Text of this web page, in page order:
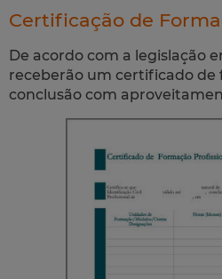
Certificação de
De acordo com a legislação
receberão um certificado de
conclusão com